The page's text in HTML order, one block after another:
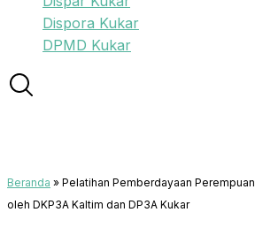
Dispora Kukar
DPMD Kukar
Beranda » Pelatihan Pemberdayaan Perempuan
oleh DKP3A Kaltim dan DP3A Kukar